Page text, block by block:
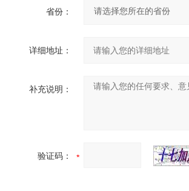
省份：
详细地址：
补充说明：
验证码：